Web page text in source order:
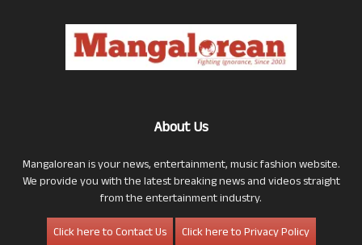
About Us
Mangalorean is your news, entertainment, music fashion website.
We provide you with the latest breaking news and videos straight
from the entertainment industry.
Click here to Contact Us
Click here to Privacy Policy